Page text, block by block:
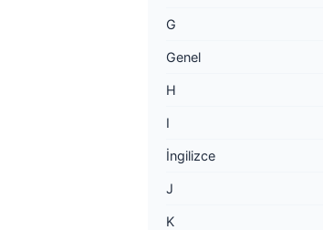
G
Genel
H
I
İngilizce
J
K